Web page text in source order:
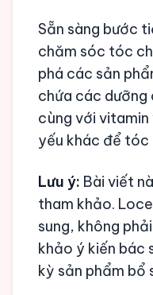
Sẵn sàng bước
chăm sóc tóc
phá các sản
chứa các
cùng với
yếu khác để tóc
Lưu ý: Bài viết
tham khảo.
sung, không
khảo ý kiến bác
kỳ sản phẩm bổ